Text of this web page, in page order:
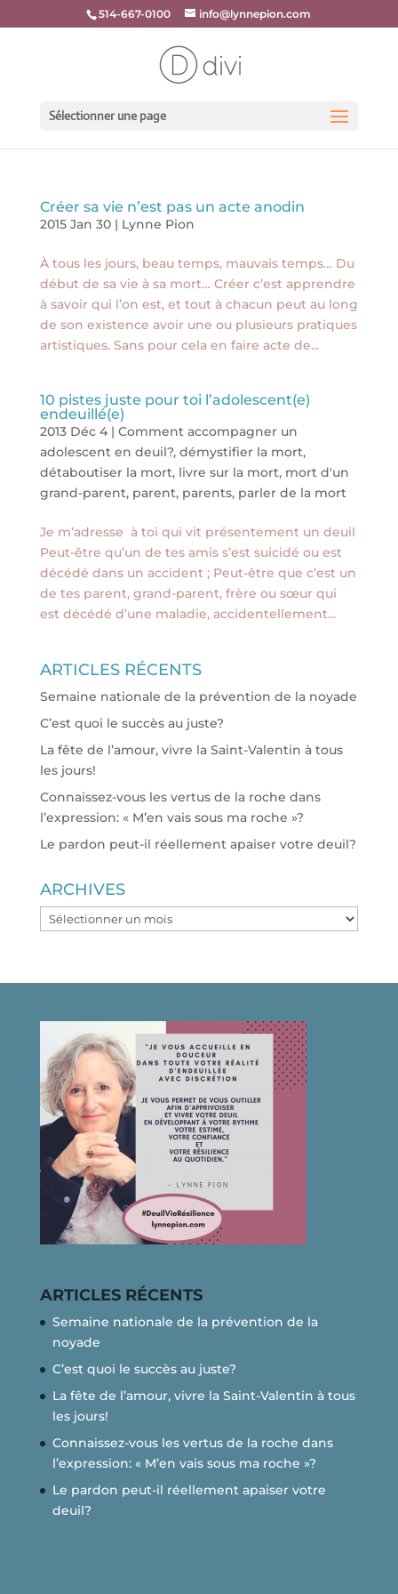
514-667-0100 info@lynnepion.com
Sélectionner une page
Créer sa vie n’est pas un acte anodin
2015 Jan 30| Lynne Pion
À tous les jours, beau temps, mauvais temps… Du
début de sa vie à sa mort… Créer c’est apprendre
à savoir qui l’on est, et tout à chacun peut au long
de son existence avoir une ou plusieurs pratiques
artistiques. Sans pour cela en faire acte de...
10 pistes juste pour toi l’adolescent(e)
endeuillé(e)
2013 Déc 4| Comment accompagner un
adolescent en deuil?, démystifier la mort,
détaboutiser la mort, livre sur la mort, mort d'un
grand-parent, parent, parents, parler de la mort
Je m’adresse à toi qui vit présentement un deuil
Peut-être qu’un de tes amis s’est suicidé ou est
décédé dans un accident ; Peut-être que c’est un
de tes parent, grand-parent, frère ou sœur qui
est décédé d’une maladie, accidentellement...
ARTICLES RÉCENTS
Semaine nationale de la prévention de la noyade
C’est quoi le succès au juste?
La fête de l’amour, vivre la Saint-Valentin à tous
les jours!
Connaissez-vous les vertus de la roche dans
l’expression: « M’en vais sous ma roche »?
Le pardon peut-il réellement apaiser votre deuil?
ARCHIVES
ARCHIVES
ARTICLES RÉCENTS
Semaine nationale de la prévention de la
noyade
C’est quoi le succès au juste?
La fête de l’amour, vivre la Saint-Valentin à tous
les jours!
Connaissez-vous les vertus de la roche dans
l’expression: « M’en vais sous ma roche »?
Le pardon peut-il réellement apaiser votre
deuil?